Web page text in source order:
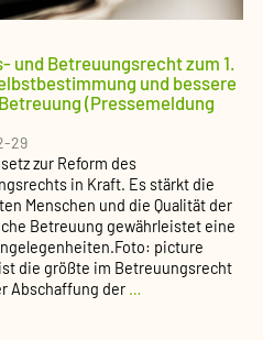
und Betreuungsrecht zum 1.
und bessere
(Pressemeldung
29
zur Reform des
in Kraft. Es stärkt die
Menschen und die Qualität der
Betreuung gewährleistet eine
picture
die größte im Betreuungsrecht
Abschaffung der …